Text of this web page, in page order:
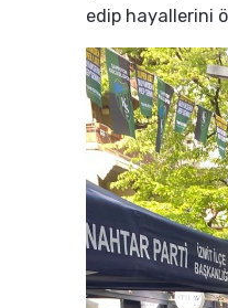
edip hayallerini